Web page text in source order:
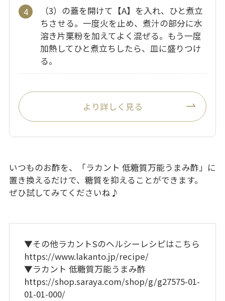
（3）の蓋を開けて【A】を入れ、ひと煮立
ちさせる。一度火を止め、煮汁の部分に水
溶き片栗粉を加えてよく混ぜる。もう一度
加熱してひと煮立ちしたら、皿に盛りつけ
る。
より詳しく見る
いつものお酢を、「ラカント 低糖質万能うまみ酢」に
置き換えるだけで、糖質を抑えることができます。
ぜひ試してみてくださいね♪
▼その他ラカントSのヘルシーレシピはこちら
https://www.lakanto.jp/recipe/
▼ラカント 低糖質万能うまみ酢
https://shop.saraya.com/shop/g/g27575-01-
01-01-000/